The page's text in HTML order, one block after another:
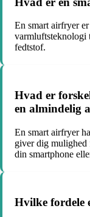
En smart airfryer
varmluftsteknologi
fedtstof.
Hvad er
en almindelig
En smart airfryer
giver dig mulighed
din smartphone
Hvilke fordele